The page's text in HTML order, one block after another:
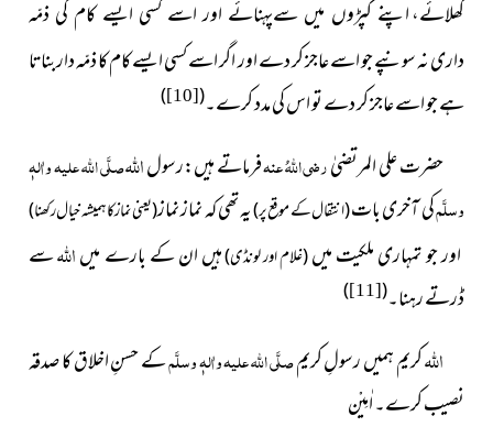
کھلائے،اپنے کپڑوں میں سےپہنائے اور اسے کسی ایسے کام کی ذمّہ
دارینہ سونپے جو اسے عاجز کر دے اور اگر اسے کسی ایسے کام کا ذمّہ داربناتا
ہے جو اسے عاجز کر دے تو اس کی مدد کرے۔(
[10]
)
حضرت علی المرتضیٰرضی اللہُ عنہفرماتے ہیں:رسولاللہصلَّی اللہ علیہ واٰلہٖ
وسلَّمکی آخری بات(انتقال کے موقع پر)یہ تھی کہ نماز نماز(یعنی نماز کاہمیشہ خیال رکھنا)
اور جو تمہاری ملکیت میں(غلام اور لونڈی)ہیں ان کے بارے میںاللہسے
ڈرتے رہنا۔(
[11]
)
اللہکریم ہمیں رسولِ کریمصلَّی اللہ علیہ واٰلہٖ وسلَّمکے حسنِ اخلاق کا صدقہ
نصیب کرے۔ اٰمِیْن